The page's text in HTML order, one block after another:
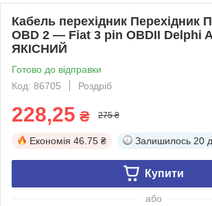
Кабель перехідник Перехiдник
OBD 2 — Fiat 3 pin OBDII Delphi
ЯКІСНИЙ
Готово до відправки
Код: 86705
Роздріб
228,25 ₴ 275 ₴
Економія 46.75 ₴ Залишилось 20
Купити
або